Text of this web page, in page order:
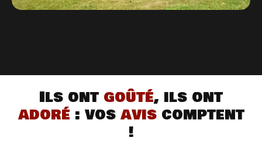
Ils ont goûté, ils ont
adoré : vos aviscomptent
!